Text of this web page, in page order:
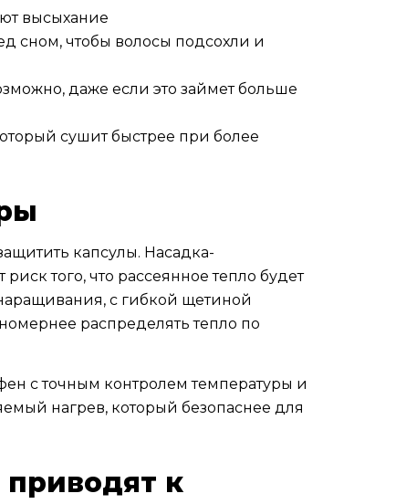
высыхание
сном, чтобы волосы подсохли и
даже если это займет больше
сушит быстрее при более
капсулы. Насадка-
того, что рассеянное тепло будет
с гибкой щетиной
распределять тепло по
с точным контролем температуры и
нагрев, который безопаснее для
к